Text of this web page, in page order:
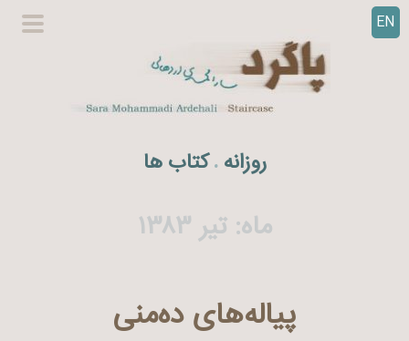
EN
روزانه . کتاب ها
ماه:تیر ۱۳۸۳
پیاله‌های ده‌منی